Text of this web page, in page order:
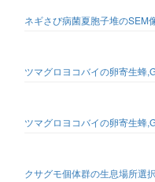
ネギさび病菌夏胞子堆のSEM
ツマグロヨコバイの卵寄生蜂
ツマグロヨコバイの卵寄生蜂
クサグモ個体群の生息場所選